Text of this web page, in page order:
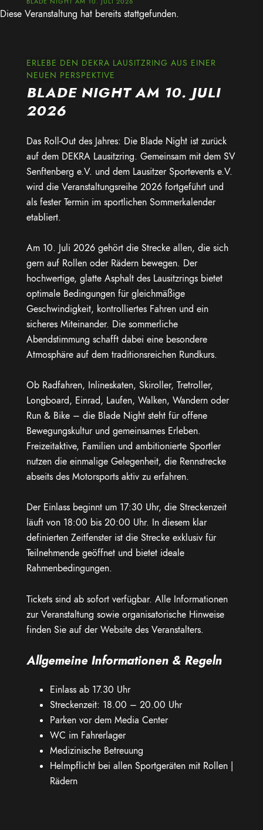
Diese Veranstaltung hat bereits stattgefunden.
ERLEBE DEN DEKRA LAUSITZRING AUS EINER
NEUEN PERSPEKTIVE
BLADE NIGHT AM 10. JULI
2026
Das Roll-Out des Jahres: Die Blade Night ist zurück
auf dem DEKRA Lausitzring. Gemeinsam mit dem SV
Senftenberg e.V. und dem Lausitzer Sportevents e.V.
wird die Veranstaltungsreihe 2026 fortgeführt und
als fester Termin im sportlichen Sommerkalender
etabliert.
Am 10. Juli 2026 gehört die Strecke allen, die sich
gern auf Rollen oder Rädern bewegen. Der
hochwertige, glatte Asphalt des Lausitzrings bietet
optimale Bedingungen für gleichmäßige
Geschwindigkeit, kontrolliertes Fahren und ein
sicheres Miteinander. Die sommerliche
Abendstimmung schafft dabei eine besondere
Atmosphäre auf dem traditionsreichen Rundkurs.
Ob Radfahren, Inlineskaten, Skiroller, Tretroller,
Longboard, Einrad, Laufen, Walken, Wandern oder
Run & Bike – die Blade Night steht für offene
Bewegungskultur und gemeinsames Erleben.
Freizeitaktive, Familien und ambitionierte Sportler
nutzen die einmalige Gelegenheit, die Rennstrecke
abseits des Motorsports aktiv zu erfahren.
Der Einlass beginnt um 17:30 Uhr, die Streckenzeit
läuft von 18:00 bis 20:00 Uhr. In diesem klar
definierten Zeitfenster ist die Strecke exklusiv für
Teilnehmende geöffnet und bietet ideale
Rahmenbedingungen.
Tickets sind ab sofort verfügbar. Alle Informationen
zur Veranstaltung sowie organisatorische Hinweise
finden Sie auf der Website des Veranstalters.
Allgemeine Informationen & Regeln
Einlass ab 17.30 Uhr
Streckenzeit: 18.00 – 20.00 Uhr
Parken vor dem Media Center
WC im Fahrerlager
Medizinische Betreuung
Helmpflicht bei allen Sportgeräten mit Rollen |
Rädern